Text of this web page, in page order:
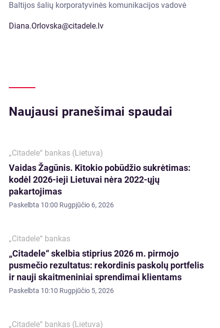
Baltijos šalių korporatyvinės komunikacijos vadovė
Diana.Orlovska@citadele.lv
Naujausi pranešimai spaudai
„Citadele“ bankas (Lietuva)
Vaidas Žagūnis. Kitokio pobūdžio sukrėtimas:
kodėl 2026-ieji Lietuvai nėra 2022-ųjų
pakartojimas
Paskelbta 10:00 Rugpjūčio 6, 2026
„Citadele“ bankas
„Citadele“ skelbia stiprius 2026 m. pirmojo
pusmečio rezultatus: rekordinis paskolų portfelis
ir nauji skaitmeniniai sprendimai klientams
Paskelbta 10:10 Rugpjūčio 5, 2026
„Citadele“ bankas (Lietuva)